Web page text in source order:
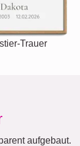
Trauer
aufgebaut.